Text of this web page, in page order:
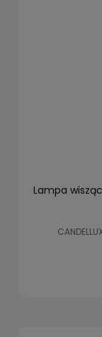
Lampa